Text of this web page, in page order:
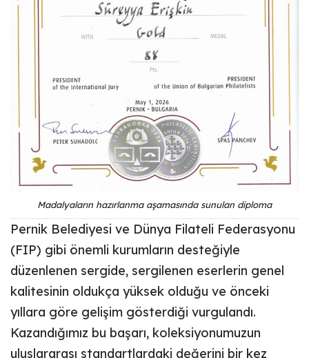
Madalyaların hazırlanma aşamasında sunulan diploma
Pernik Belediyesi ve Dünya Filateli Federasyonu
(FIP) gibi önemli kurumların desteğiyle
düzenlenen sergide, sergilenen eserlerin genel
kalitesinin oldukça yüksek olduğu ve önceki
yıllara göre gelişim gösterdiği vurgulandı.
Kazandığımız bu başarı, koleksiyonumuzun
uluslararası standartlardaki değerini bir kez